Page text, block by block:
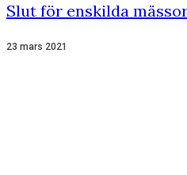
Slut för enskilda
23 mars 2021